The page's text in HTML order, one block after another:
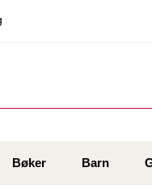
Bøker Barn